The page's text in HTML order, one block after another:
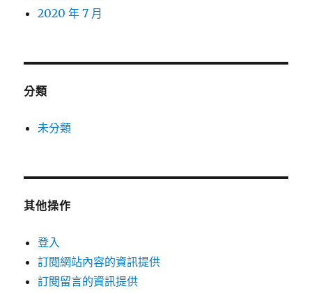
2020 年 7 月
分類
未分類
其他操作
登入
訂閱網站內容的資訊提供
訂閱留言的資訊提供